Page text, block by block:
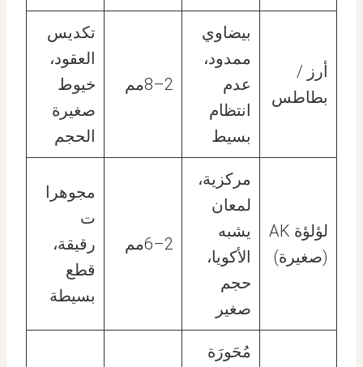
أرز /
بطاطس
بيضاوي
ممدود،
عدم
انتظام
بسيط
2–8مم
تكديس
العقود،
خيوط
صغيرة
الحجم
لؤلؤة AK
(صغيرة)
مركزية،
لمعان
يشبه
الأكويا،
حجم
صغير
2–6مم
مجوهرا
ت
رقيقة،
قطع
بسيطة
مُحَورَة